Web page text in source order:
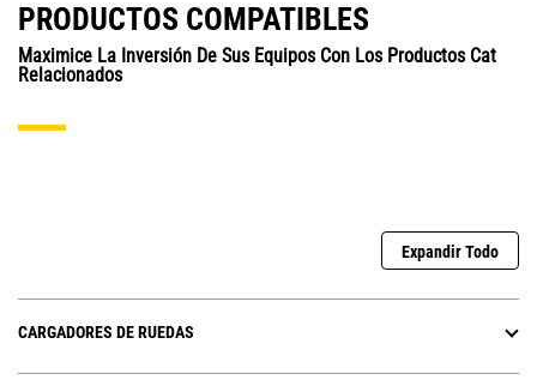
PRODUCTOS COMPATIBLES
Maximice La Inversión De Sus Equipos Con Los Productos Cat
Relacionados
Expandir Todo
CARGADORES DE RUEDAS